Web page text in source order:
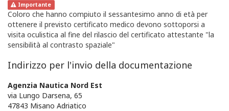
Importante
Coloro che hanno compiuto il sessantesimo anno di età per
ottenere il previsto certificato medico devono sottoporsi a
visita oculistica al fine del rilascio del certificato attestante "la
sensibilità al contrasto spaziale"
Indirizzo per l'invio della documentazione
Agenzia Nautica Nord Est
via Lungo Darsena, 65
47843 Misano Adriatico